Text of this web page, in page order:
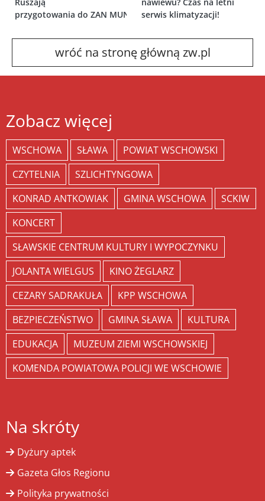
przygotowania do ZAN MUN
serwis klimatyzacji!
wróć na stronę główną zw.pl
Zobacz więcej
WSCHOWA SŁAWA
POWIAT WSCHOWSKI
CZYTELNIA
SZLICHTYNGOWA
KONRAD ANTKOWIAK
GMINA WSCHOWA
SCKIW
KONCERT
SŁAWSKIE CENTRUM KULTURY I WYPOCZYNKU
JOLANTA WIELGUS
KINO ŻEGLARZ
CEZARY SADRAKUŁA
KPP WSCHOWA
BEZPIECZEŃSTWO
GMINA SŁAWA
KULTURA
EDUKACJA
MUZEUM ZIEMI WSCHOWSKIEJ
KOMENDA POWIATOWA POLICJI WE WSCHOWIE
Na skróty
Dyżury aptek
Gazeta Głos Regionu
Polityka prywatności